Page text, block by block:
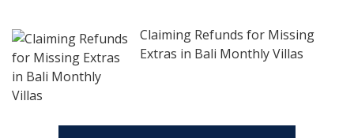
Claiming Refunds for Missing
Extras in Bali Monthly Villas